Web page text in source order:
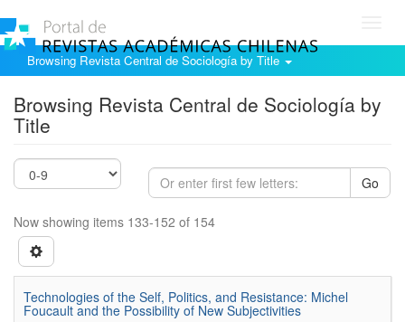
Browsing Revista Central de Sociología by Title
Browsing Revista Central de Sociología by
Title
Go
Now showing items 133-152 of 154
Technologies of the Self, Politics, and Resistance: Michel
Foucault and the Possibility of New Subjectivities